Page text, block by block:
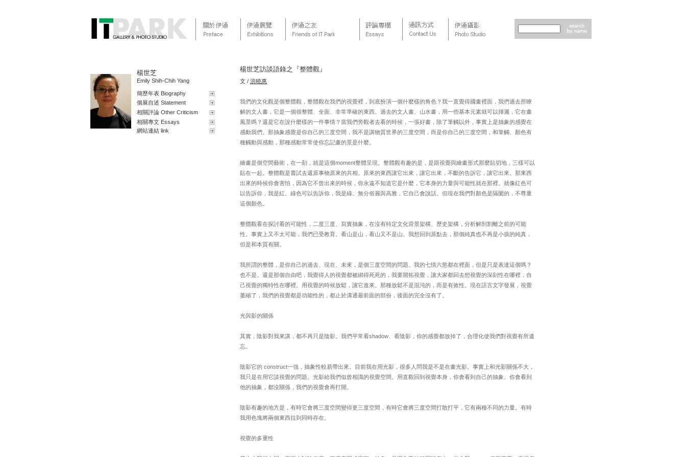
楊世芝
Emily Shih-Chih Yang
簡歷年表 Biography
個展自述 Statement
相關評論 Other Criticism
相關專文 Essays
網站連結 link
楊世芝訪談語錄之『整體觀』
文 / 洪曉惠
我們的文化觀是個整體觀，整體觀在我們的視覺裡，到底扮演一個什麼樣的角色？我一直覺得國畫裡面，我們過去所瞭
解的文人畫，它是一個很整體、全面、非常準確的東西。過去的文人畫、山水畫，用一些基本元素就可以揮灑，它在畫
風景嗎？還是它在說什麼樣的一件事情？當我們旁觀者去看的時候，一張好畫，除了筆觸以外，事實上是抽象的感覺在
感動我們。那抽象感覺是你自己的三度空間，我不是講物質世界的三度空間，而是你自己的三度空間，和筆觸、顏色有
種觸動與感動，那種感動常常使你忘記畫的景是什麼。
繪畫是個空間藝術，在一刻，就是這個moment整體呈現。整體觀有趣的是，是跟視覺與繪畫形式那麼貼切地，三樣可以
貼在一起。整體觀是嘗試去還原事物原來的共相。原來的東西讓它出來，讓它出來，不斷的告訴它，讓它出來。那東西
出來的時候你會害怕，因為它不曾出來的時候，你永遠不知道它是什麼，它本身的力量與可能性就在那裡。就像紅色可
以告訴你，我是紅。綠色可以告訴你，我是綠。無分俗麗與高雅，它自己會說話。但現在我們對顏色是隔閡的，不尊重
這個顏色。
整體觀看在探討看的可能性，二度三度、寫實抽象，在沒有特定文化背景架構、歷史架構，分析解剖割離之前的可能
性。事實上又不太可能，我們已受教育。看山是山，看山又不是山。我想回到原點去，那個純真也不再是小孩的純真，
但是和本質有關。
我所謂的整體，是你自己的過去、現在、未來，是個三度空間的問題。我的七情六慾都在裡面，但是只是表達這個嗎？
也不是。還是那個自由吧，我覺得人的視覺都被綁得死死的，我要開拓視覺，讓大家都回去想視覺的深刻性在哪裡，自
己視覺的獨特性在哪裡。用視覺的時候放鬆，讓它進來。那種放鬆不是混沌的，而是有效性。現在語言文字發展，視覺
萎縮了，我們的視覺都是功能性的，都止於溝通最前面的部份，後面的完全沒有了。
光與影的關係
其實，陰影對我來講，都不再只是陰影。我們平常看shadow、看陰影，你的感覺都放掉了，合理化使我們對視覺有所遺
忘。
陰影它的 construct一強，抽象性較易帶出來。目前我在用光影，很多人問我是不是在畫光影。事實上和光影關係不大，
我只是在用它談視覺的問題。光影給我們似曾相識的視覺空間。用直觀回到視覺本身，你會看到自己的抽象、你會看到
他的抽象，都沒關係，我們的視覺會再打開。
陰影有趣的地方是，有時它會將三度空間變得更三度空間，有時它會將三度空間打散打平，它有兩種不同的力量。有時
我用色塊將兩個東西拉到同時存在。
視覺的多重性